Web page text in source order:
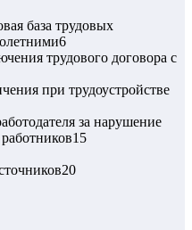
база трудовых
6
трудового договора с
при трудоустройстве
за нарушение
15
20